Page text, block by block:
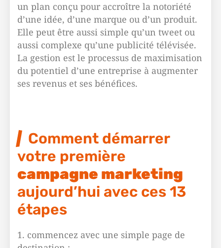
un plan conçu pour accroître la notoriété
d’une idée, d’une marque ou d’un produit.
Elle peut être aussi simple qu’un tweet ou
aussi complexe qu’une publicité télévisée.
La gestion est le processus de maximisation
du potentiel d’une entreprise à augmenter
ses revenus et ses bénéfices.
Comment démarrer
votre première
campagne marketing
aujourd’hui avec ces 13
étapes
1. commencez avec une simple page de